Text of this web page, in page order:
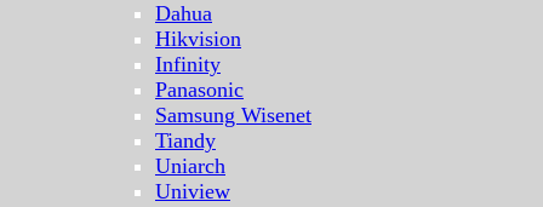
Dahua
Hikvision
Infinity
Panasonic
Samsung Wisenet
Tiandy
Uniarch
Uniview